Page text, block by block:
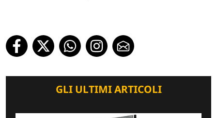
GLI ULTIMI ARTICOLI